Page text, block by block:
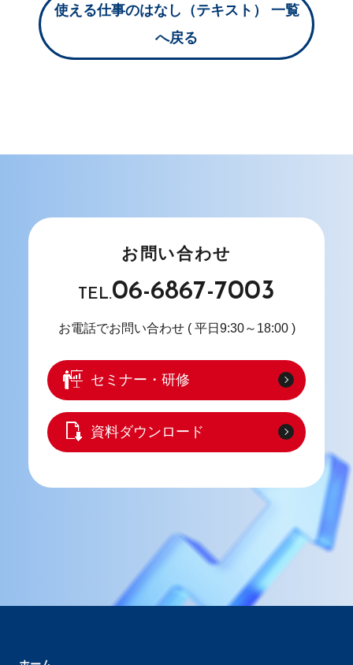
使える仕事のはなし（テキスト） 一覧
へ戻る
お問い合わせ
TEL.06-6867-7003
お電話でお問い合わせ ( 平日9:30～18:00 )
セミナー・研修
資料ダウンロード